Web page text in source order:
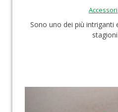
Accessori
Sono uno dei più intriganti
stagioni